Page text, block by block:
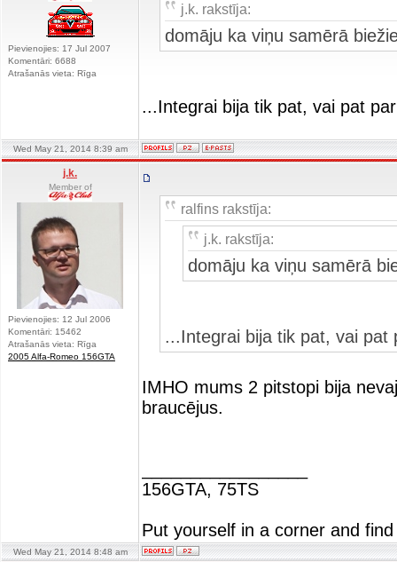
Pievienojies: 17 Jul 2007
Komentāri: 6688
Atrašanās vieta: Rīga
j.k. rakstīja:
domāju ka viņu samērā
...Integrai bija tik pat, vai pat
Wed May 21, 2014 8:39 am
j.k.
Member of
Pievienojies: 12 Jul 2006
Komentāri: 15462
Atrašanās vieta: Rīga
2005 Alfa-Romeo 156GTA
ralfins rakstīja:
j.k. rakstīja:
domāju ka viņu samērā
...Integrai bija tik pat, vai
IMHO mums 2 pitstopi bija
braucējus.
156GTA, 75TS
Put yourself in a corner and
Wed May 21, 2014 8:48 am